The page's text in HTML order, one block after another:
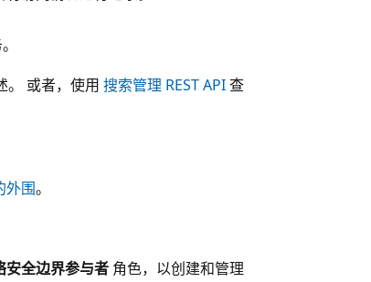
。 或者，使用 搜索管理 REST API查
外围。
安全边界参与者 角色，以创建和管理